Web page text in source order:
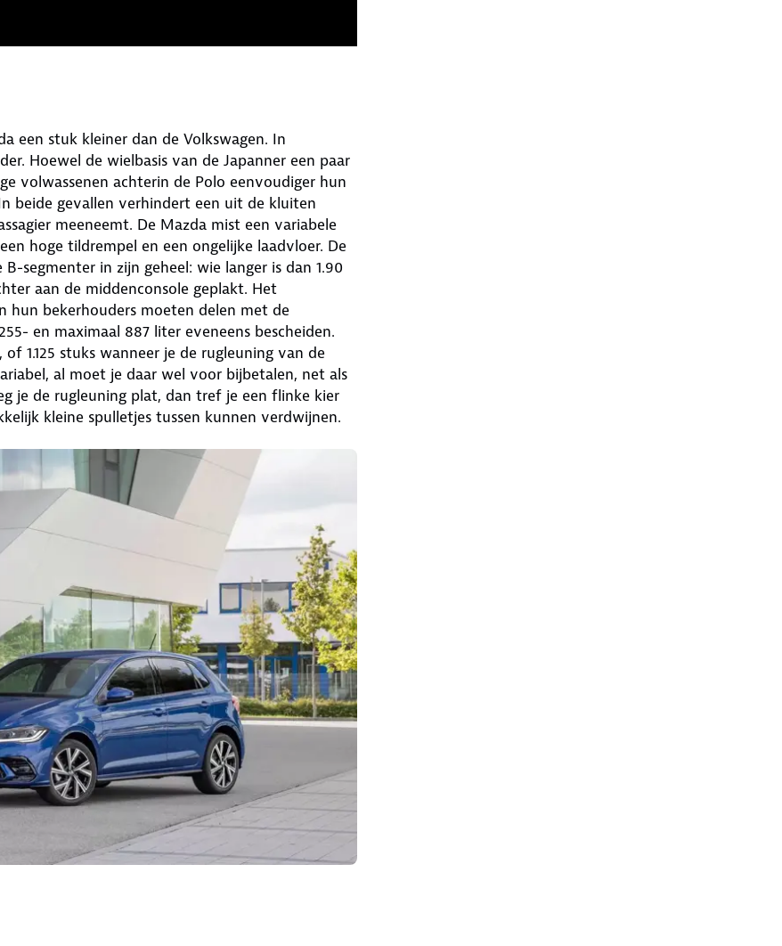
een stuk kleiner dan de Volkswagen. In
Hoewel de wielbasis van de Japanner een paar
volwassenen achterin de Polo eenvoudiger hun
beide gevallen verhindert een uit de kluiten
meeneemt. De Mazda mist een variabele
hoge tildrempel en een ongelijke laadvloer. De
segmenter in zijn geheel: wie langer is dan 1.90
aan de middenconsole geplakt. Het
hun bekerhouders moeten delen met de
en maximaal 887 liter eveneens bescheiden.
1.125 stuks wanneer je de rugleuning van de
al moet je daar wel voor bijbetalen, net als
je de rugleuning plat, dan tref je een flinke kier
kleine spulletjes tussen kunnen verdwijnen.